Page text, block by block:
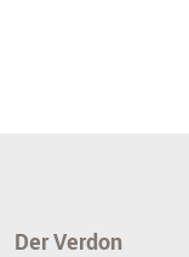
Der Verdon